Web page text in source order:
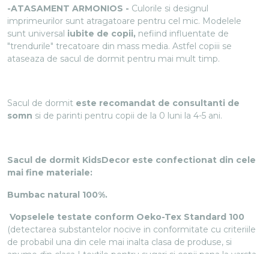
-ATASAMENT ARMONIOS - Culorile si designul
imprimeurilor sunt atragatoare pentru cel mic. Modelele
sunt universal iubite de copii, nefiind influentate de
"trendurile" trecatoare din mass media. Astfel copiii se
ataseaza de sacul de dormit pentru mai mult timp.
Sacul de dormit este recomandat de consultanti de
somn si de parinti pentru copii de la 0 luni la 4-5 ani.
Sacul de dormit KidsDecor este confectionat din cele
mai fine materiale:
Bumbac natural 100%.
Vopselele testate conform Oeko-Tex Standard 100
(detectarea substantelor nocive in conformitate cu criteriile
de probabil una din cele mai inalta clasa de produse, si